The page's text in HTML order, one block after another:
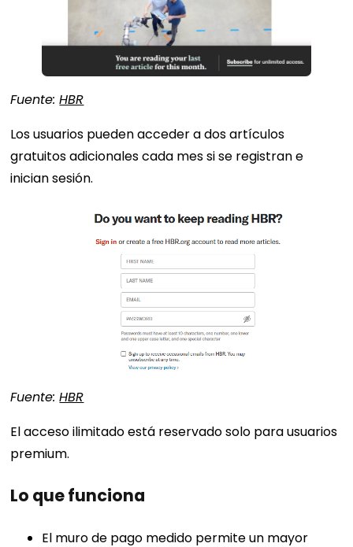
Fuente:HBR
Los usuarios pueden acceder a dos artículos
gratuitos adicionales cada mes si se registran e
inician sesión.
Fuente:HBR
El acceso ilimitado está reservado solo para usuarios
premium.
Lo que funciona
El muro de pago medido permite un mayor